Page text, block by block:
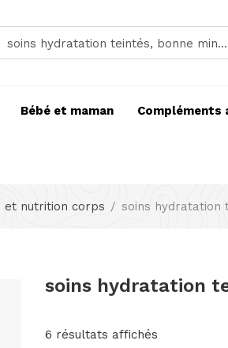
soins hydratation teintés, bonne mine (6)
Bébé et maman Compléments
et nutrition corps soins hydratation
soins hydratation
6 résultats affichés